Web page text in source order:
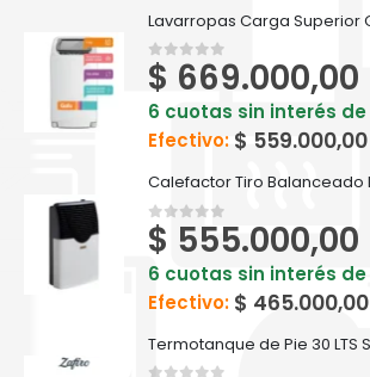
0out of 5
$ 669.000,00
6 cuotas sin interés de
Efectivo: $ 559.000,00
0out of 5
$ 555.000,00
6 cuotas sin interés de
Efectivo: $ 465.000,00